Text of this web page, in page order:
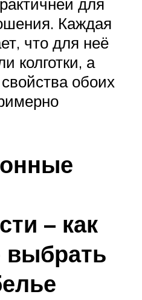
Каждая
что для неё
колготки, а
обоих
– как
выбрать